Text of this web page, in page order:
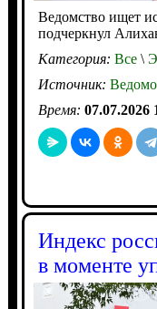
Ведомство ищет
подчеркнул
Категория: Все\
Источник:
Время: 07.07.2026
Индекс
в моменте